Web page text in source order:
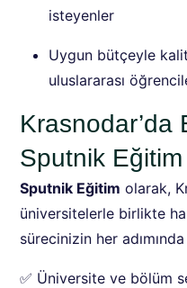
isteyenler
Uygun bütçeyle
uluslararası
Krasnodar’da
Sputnik Eğitim
Sputnik Eğitim olarak,
üniversitelerle birlikte
sürecinizin her
✅ Üniversite ve bölüm